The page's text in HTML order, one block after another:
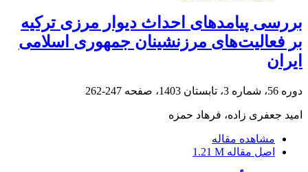
بررسی پیامدهای احداث دیوار مرزی ترکیه
بر فعالیت‌های مرزنشینان جمهوری اسلامی
ایران
دوره 56، شماره 3، تابستان 1403، صفحه 247-262
امید جعفری زاده، فرهاد حمزه
مشاهده مقاله
اصل مقاله 1.21 M